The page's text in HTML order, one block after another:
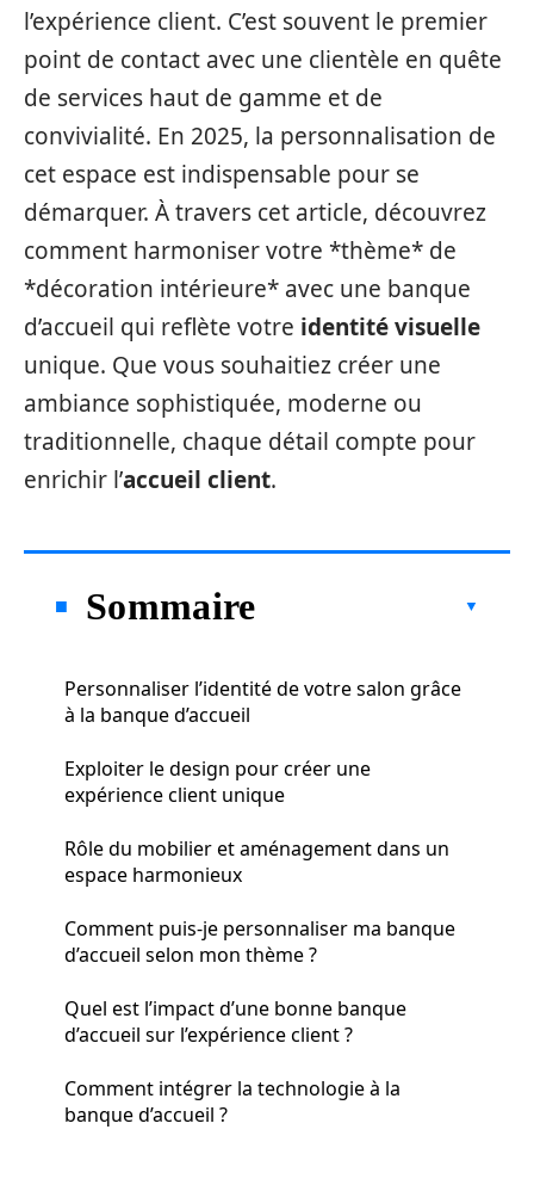
l’expérience client. C’est souvent le premier
point de contact avec une clientèle en quête
de services haut de gamme et de
convivialité. En 2025, la personnalisation de
cet espace est indispensable pour se
démarquer. À travers cet article, découvrez
comment harmoniser votre *thème* de
*décoration intérieure* avec une banque
d’accueil qui reflète votre identité visuelle
unique. Que vous souhaitiez créer une
ambiance sophistiquée, moderne ou
traditionnelle, chaque détail compte pour
enrichir l’accueil client.
Sommaire
Personnaliser l’identité de votre salon grâce
à la banque d’accueil
Exploiter le design pour créer une
expérience client unique
Rôle du mobilier et aménagement dans un
espace harmonieux
Comment puis-je personnaliser ma banque
d’accueil selon mon thème ?
Quel est l’impact d’une bonne banque
d’accueil sur l’expérience client ?
Comment intégrer la technologie à la
banque d’accueil ?